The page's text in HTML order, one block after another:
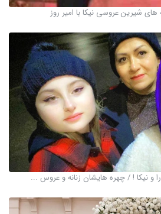
و نیکا ! / چهره هایشان زنانه و عروس ...